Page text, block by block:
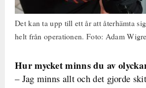
Det kan ta upp till ett år att återhämta sig
helt från operationen. Foto: Adam
Hur mycket minns du av
– Jag minns allt och det gjorde